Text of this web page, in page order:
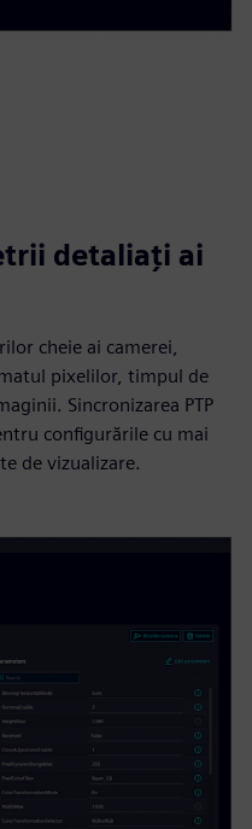
detaliați ai
cheie ai camerei,
pixelilor, timpul de
Sincronizarea PTP
configurările cu mai
de vizualizare.